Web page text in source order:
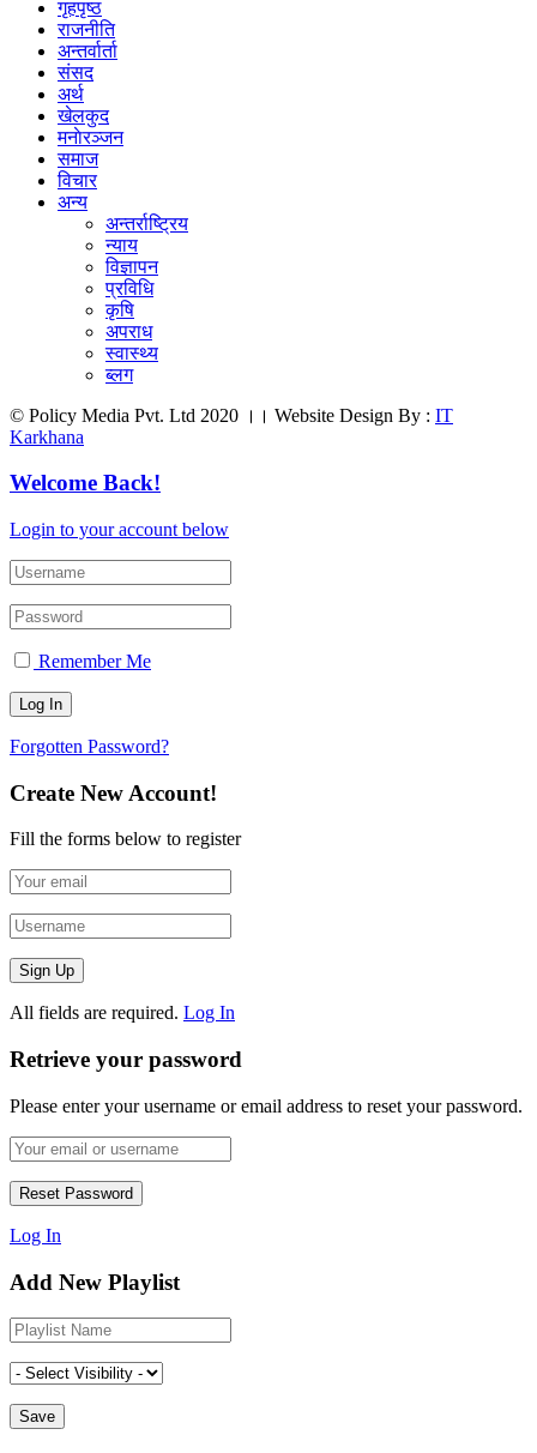
गृहपृष्ठ
राजनीति
अन्तर्वार्ता
संसद
अर्थ
खेलकुद
मनाेरञ्जन
समाज
विचार
अन्य
अन्तर्राष्ट्रिय
न्याय
विज्ञापन
प्रविधि
कृषि
अपराध
स्वास्थ्य
ब्लग
© Policy Media Pvt. Ltd 2020 ।। Website Design By : IT
Karkhana
Welcome Back!
Login to your account below
Remember Me
Forgotten Password?
Create New Account!
Fill the forms below to register
All fields are required. Log In
Retrieve your password
Please enter your username or email address to reset your password.
Log In
Add New Playlist